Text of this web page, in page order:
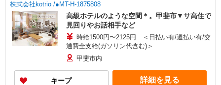
株式会社kotrio /●MT-H-1875808
高級ホテルのような空間＊。甲斐市▼サ高住で
見回りやお話相手など
時給1500円〜2125円 ＜日払い有/週払い有/交
通費全支給(ガソリン代含む)＞
甲斐市内
キープ 詳細を見る